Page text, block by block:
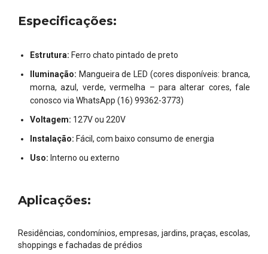
Especificações:
Estrutura: Ferro chato pintado de preto
Iluminação: Mangueira de LED (cores disponíveis: branca,
morna, azul, verde, vermelha – para alterar cores, fale
conosco via WhatsApp (16) 99362-3773)
Voltagem: 127V ou 220V
Instalação: Fácil, com baixo consumo de energia
Uso: Interno ou externo
Aplicações:
Residências, condomínios, empresas, jardins, praças, escolas,
shoppings e fachadas de prédios